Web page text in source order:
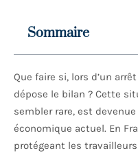
Sommaire
Que faire si, lors d’un
dépose le bilan ? Cette
sembler rare, est
économique actuel. En
protégeant les